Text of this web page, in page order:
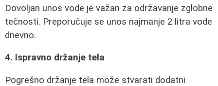
Dovoljan unos vode je važan za održavanje zglobne
tečnosti. Preporučuje se unos najmanje 2 litra vode
dnevno.
4. Ispravno držanje tela
Pogrešno držanje tela može stvarati dodatni